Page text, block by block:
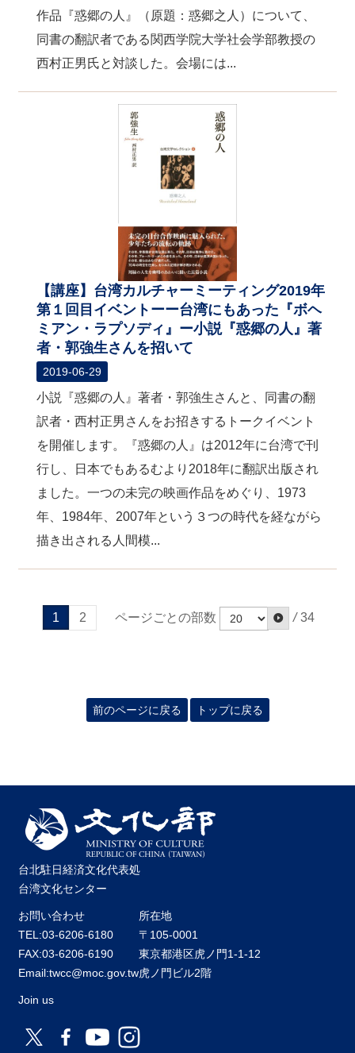
作品『惑郷の人』（原題：惑郷之人）について、
同書の翻訳者である関西学院大学社会学部教授の
西村正男氏と対談した。会場には...
【講座】台湾カルチャーミーティング2019年
第１回目イベントーー台湾にもあった『ボヘ
ミアン・ラプソディ』ー小説『惑郷の人』著
者・郭強生さんを招いて
2019-06-29
小説『惑郷の人』著者・郭強生さんと、同書の翻
訳者・西村正男さんをお招きするトークイベント
を開催します。『惑郷の人』は2012年に台湾で刊
行し、日本でもあるむより2018年に翻訳出版され
ました。一つの未完の映画作品をめぐり、1973
年、1984年、2007年という３つの時代を経ながら
描き出される人間模...
1 2 ページごとの部数 / 34
前のページに戻る トップに戻る
台北駐日経済文化代表処
台湾文化センター
お問い合わせ
TEL:03-6206-6180
FAX:03-6206-6190
Email:twcc@moc.gov.tw
所在地
〒105-0001
東京都港区虎ノ門1-1-12
虎ノ門ビル2階
Join us